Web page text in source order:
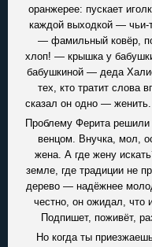
оранжерее: пускает
каждой выходкой — чьи-
— фамильный ковёр,
хлоп! — крышка у
бабушкиной — деда
тех, кто тратит слова
сказал он одно —
Проблему Ферита решили
венцом. Внучка, мол,
жена. А где жену
земле, где традиции не
дерево — надёжнее
честно, он ожидал, что
Подпишет, поживёт,
Но когда ты